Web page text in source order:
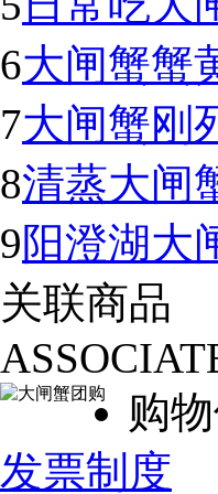
6大闸蟹蟹
7大闸蟹刚
8清蒸大闸
9阳澄湖大
关联商品
购
发票制度